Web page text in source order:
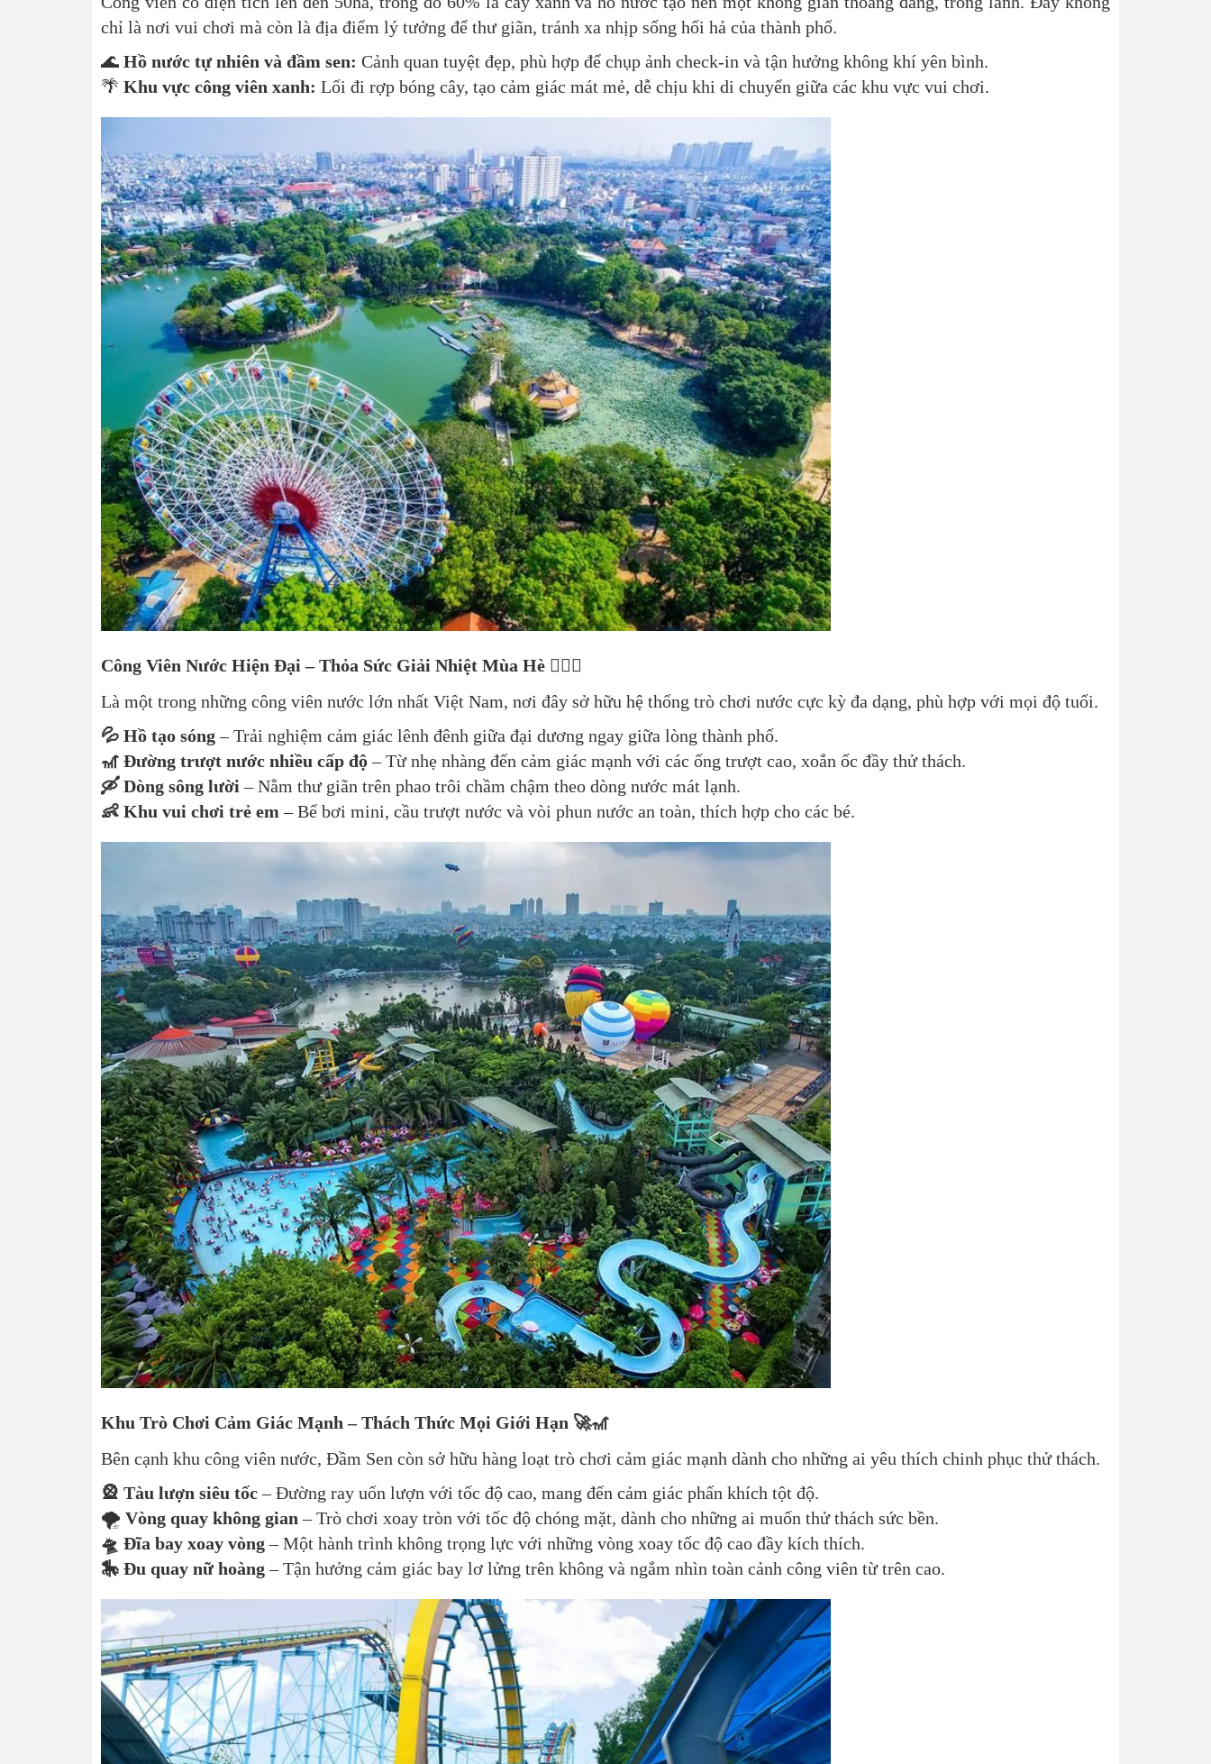
chỉ là nơi vui chơi mà còn là địa điểm lý tưởng để thư giãn, tránh xa nhịp sống hối hả của thành phố.
🌊 Hồ nước tự nhiên và đầm sen: Cảnh quan tuyệt đẹp, phù hợp để chụp ảnh check-in và tận hưởng không khí yên bình.
🌴 Khu vực công viên xanh: Lối đi rợp bóng cây, tạo cảm giác mát mẻ, dễ chịu khi di chuyển giữa các khu vực vui chơi.
Công Viên Nước Hiện Đại – Thỏa Sức Giải Nhiệt Mùa Hè 🏊‍♂️🌊
Là một trong những công viên nước lớn nhất Việt Nam, nơi đây sở hữu hệ thống trò chơi nước cực kỳ đa dạng, phù hợp với mọi độ tuổi.
💦 Hồ tạo sóng– Trải nghiệm cảm giác lênh đênh giữa đại dương ngay giữa lòng thành phố.
🎢 Đường trượt nước nhiều cấp độ– Từ nhẹ nhàng đến cảm giác mạnh với các ống trượt cao, xoắn ốc đầy thử thách.
🛶 Dòng sông lười – Nằm thư giãn trên phao trôi chầm chậm theo dòng nước mát lạnh.
👶 Khu vui chơi trẻ em – Bể bơi mini, cầu trượt nước và vòi phun nước an toàn, thích hợp cho các bé.
Khu Trò Chơi Cảm Giác Mạnh – Thách Thức Mọi Giới Hạn 🚀🎢
Bên cạnh khu công viên nước, Đầm Sen còn sở hữu hàng loạt trò chơi cảm giác mạnh dành cho những ai yêu thích chinh phục thử thách.
🎡 Tàu lượn siêu tốc– Đường ray uốn lượn với tốc độ cao, mang đến cảm giác phấn khích tột độ.
🌪 Vòng quay không gian – Trò chơi xoay tròn với tốc độ chóng mặt, dành cho những ai muốn thử thách sức bền.
🛸 Đĩa bay xoay vòng– Một hành trình không trọng lực với những vòng xoay tốc độ cao đầy kích thích.
🎠 Đu quay nữ hoàng– Tận hưởng cảm giác bay lơ lửng trên không và ngắm nhìn toàn cảnh công viên từ trên cao.